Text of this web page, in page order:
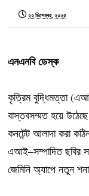
২২ ডিসেম্বর, ২০২৫
এনএনবি ডেস্ক
কৃত্রিম বুদ্ধিমত্তা
বাস্তবসম্মত হয়ে
কনটেন্ট আলাদা করা
এআই–সম্পাদিত ছবির
জেমিনি অ্যাপে নতুন